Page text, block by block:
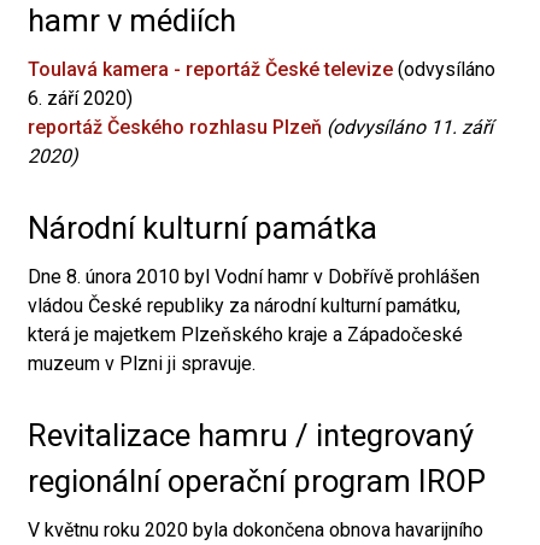
hamr v médiích
Toulavá kamera - reportáž České televize (odvysíláno
6. září 2020)
reportáž Českého rozhlasu Plzeň (odvysíláno 11. září
2020)
Národní kulturní památka
Dne 8. února 2010 byl Vodní hamr v Dobřívě prohlášen
vládou České republiky za národní kulturní památku,
která je majetkem Plzeňského kraje a Západočeské
muzeum v Plzni ji spravuje.
Revitalizace hamru / integrovaný
regionální operační program IROP
V květnu roku 2020 byla dokončena obnova havarijního